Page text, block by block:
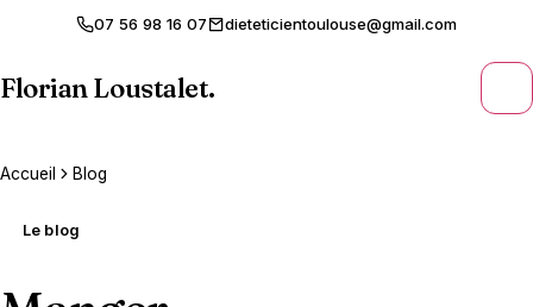
07 56 98 16 07 dieteticientoulouse@gmail.com
Florian Loustalet.
Accueil Blog
Le blog